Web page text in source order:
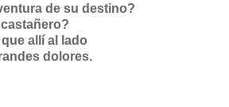
de su destino?
allí al lado
dolores.